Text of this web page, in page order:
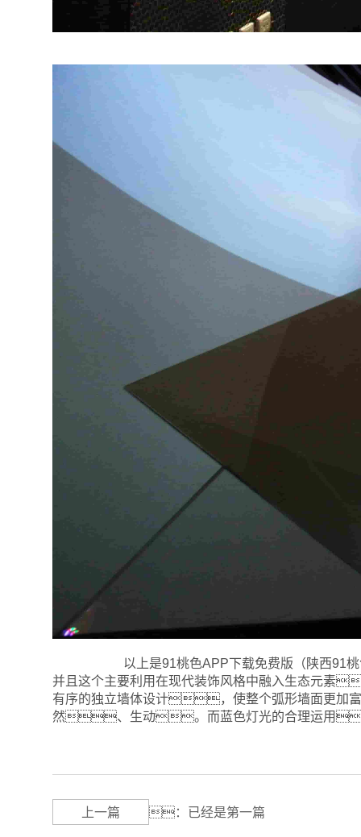
以上是91桃色APP下载免费版（陕西91
并且这个主要利用在现代装饰风格中融入生态元素
有序的独立墙体设计，使整个弧形墙面更加富
然、生动。而蓝色灯光的合理运用
上一篇 ：已经是第一篇